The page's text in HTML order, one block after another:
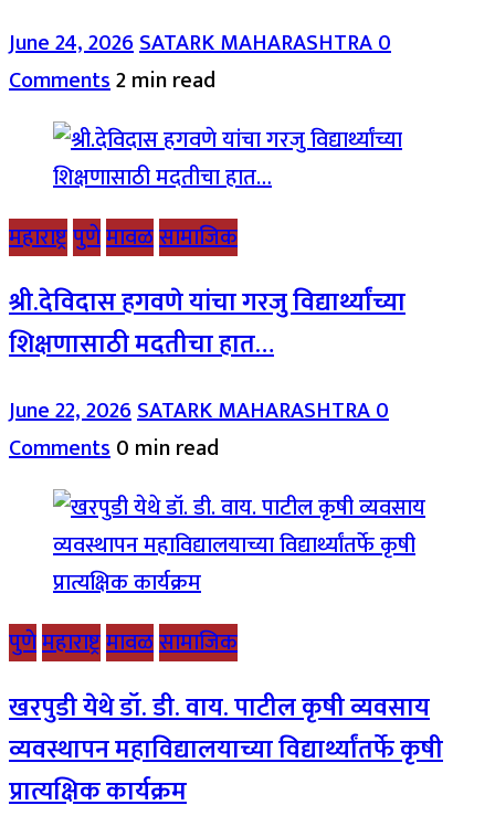
June 24, 2026SATARK MAHARASHTRA0
Comments2 min read
महाराष्ट्रपुणेमावळसामाजिक
श्री.देविदास हगवणे यांचा गरजु विद्यार्थ्यांच्या
शिक्षणासाठी मदतीचा हात…
June 22, 2026SATARK MAHARASHTRA0
Comments0 min read
पुणेमहाराष्ट्रमावळसामाजिक
खरपुडी येथे डॉ. डी. वाय. पाटील कृषी व्यवसाय
व्यवस्थापन महाविद्यालयाच्या विद्यार्थ्यांतर्फे कृषी
प्रात्यक्षिक कार्यक्रम